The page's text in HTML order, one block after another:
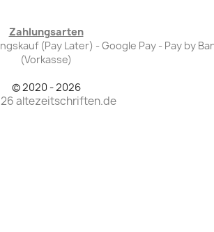
Zahlungsarten
(Pay Later) - Google Pay - Pay by
(Vorkasse)
© 2020 - 2026
altezeitschriften.de